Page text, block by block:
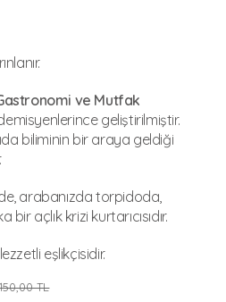
ve Mutfak
geliştirilmiştir.
biliminin bir araya geldiği
arabanızda torpidoda,
açlık krizi kurtarıcısıdır.
lezzetli eşlikçisidir.
150,00 TL